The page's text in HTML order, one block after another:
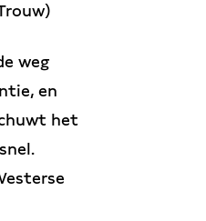
weg
en
het